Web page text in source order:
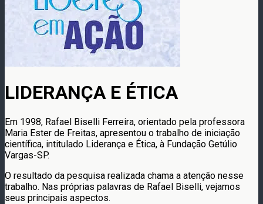
LIDERANÇA E ÉTICA
Em 1998, Rafael Biselli Ferreira, orientado pela professora
Maria Ester de Freitas, apresentou o trabalho de iniciação
científica, intitulado Liderança e Ética, à Fundação Getúlio
Vargas-SP.
O resultado da pesquisa realizada chama a atenção nesse
trabalho. Nas próprias palavras de Rafael Biselli, vejamos
seus principais aspectos.